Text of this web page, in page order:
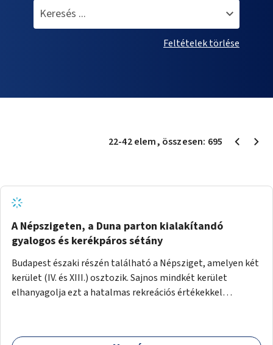
Feltételek törlése
22-42elem, összesen: 695
A Népszigeten, a Duna parton kialakítandó
gyalogos és kerékpáros sétány
Budapest északi részén található a Népsziget, amelyen két
kerület (IV. és XIII.) osztozik. Sajnos mindkét kerület
elhanyagolja ezt a hatalmas rekreációs értékekkel
keresztül érheti el. Innen egy eléggé rossz állapotú